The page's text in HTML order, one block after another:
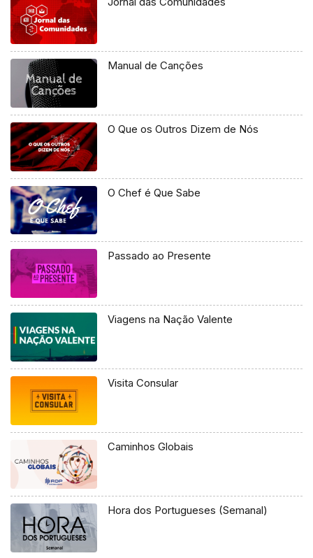
Manual de Canções
O Que os Outros Dizem de Nós
O Chef é Que Sabe
Passado ao Presente
Viagens na Nação Valente
Visita Consular
Caminhos Globais
Hora dos Portugueses (Semanal)